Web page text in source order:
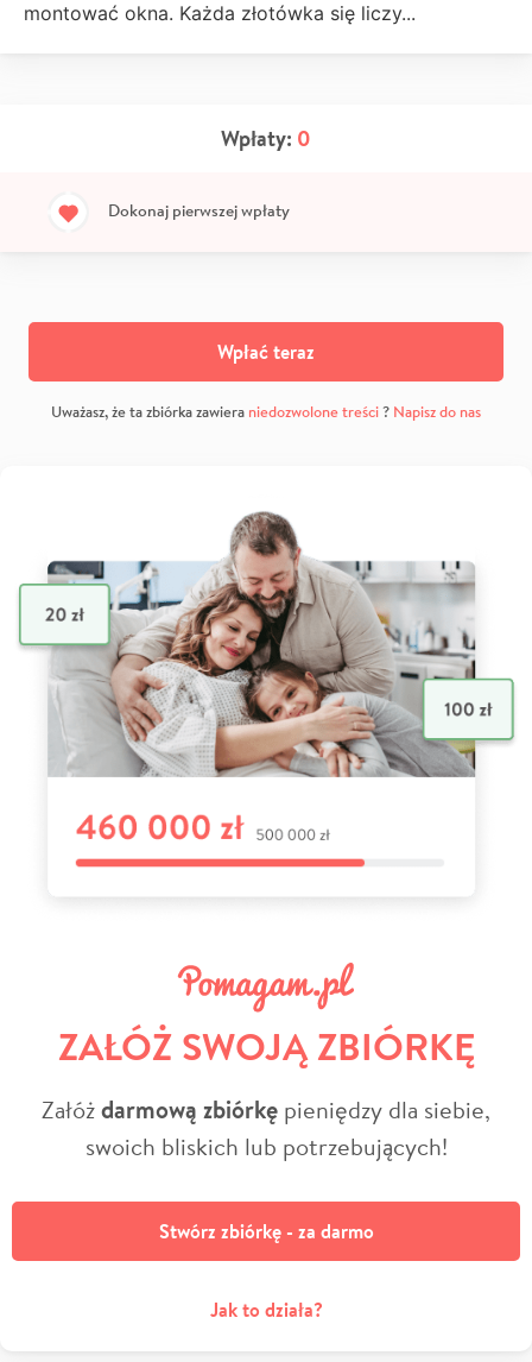
montować okna. Każda złotówka się liczy...
Wpłaty: 0
Dokonaj pierwszej wpłaty
Wpłać teraz
Uważasz, że ta zbiórka zawiera niedozwolone treści? Napisz do nas
ZAŁÓŻ SWOJĄ ZBIÓRKĘ
Załóżdarmową zbiórkę pieniędzy dla siebie,
swoich bliskich lub potrzebujących!
Stwórz zbiórkę - za darmo
Jak to działa?